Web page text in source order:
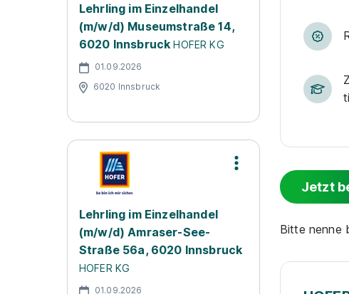
Lehrling im Einzelhandel
(m/w/d) Museumstraße 14,
6020 Innsbruck HOFER KG
01.09.2026
6020 Innsbruck
Lehrling im Einzelhandel
(m/w/d) Amraser-See-
Straße 56a, 6020 Innsbruck
HOFER KG
01.09.2026
Jetzt
Bitte nenne